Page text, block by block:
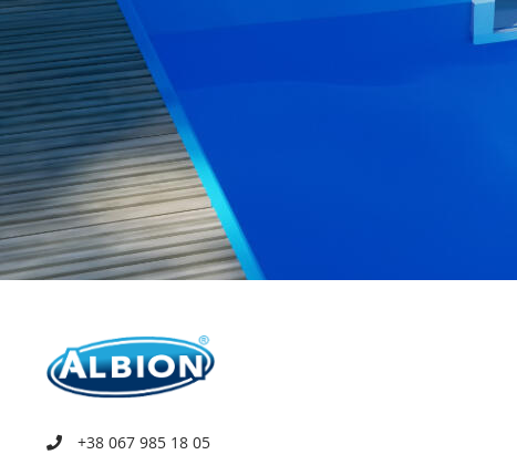
+38 067 985 18 05